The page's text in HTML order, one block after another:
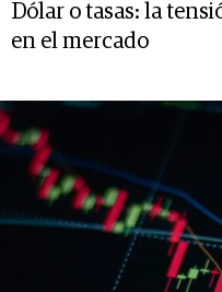
Dólar o tasas: la
en el mercado